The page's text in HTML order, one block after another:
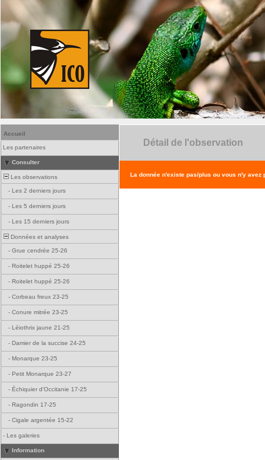
Accueil
Les partenaires
Consulter
Les observations
- Les 2 derniers jours
- Les 5 derniers jours
- Les 15 derniers jours
Données et analyses
- Grue cendrée 25-26
- Roitelet huppé 25-26
- Roitelet huppé 25-26
- Corbeau freux 23-25
- Conure mitrée 23-25
- Léiothrix jaune 21-25
- Damier de la succise 24-25
- Monarque 23-25
- Petit Monarque 23-27
- Échiquier d'Occitanie 17-25
- Ragondin 17-25
- Cigale argentée 15-22
- Les galeries
Information
Détail de l'observation
La donnée n'existe pas/plus ou vous n'y avez